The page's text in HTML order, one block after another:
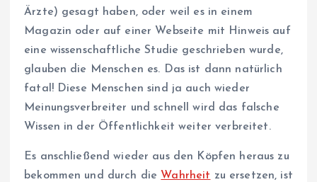
Ärzte) gesagt haben, oder weil es in einem
Magazin oder auf einer Webseite mit Hinweis auf
eine wissenschaftliche Studie geschrieben wurde,
glauben die Menschen es. Das ist dann natürlich
fatal! Diese Menschen sind ja auch wieder
Meinungsverbreiter und schnell wird das falsche
Wissen in der Öffentlichkeit weiter verbreitet.
Es anschließend wieder aus den Köpfen heraus zu
bekommen und durch die Wahrheit zu ersetzen, ist